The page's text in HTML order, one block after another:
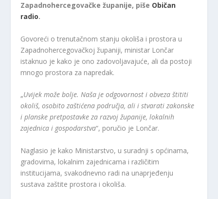
Zapadnohercegovačke županije, piše Običan
radio.
Govoreći o trenutačnom stanju okoliša i prostora u
Zapadnohercegovačkoj županiji, ministar Lončar
istaknuo je kako je ono zadovoljavajuće, ali da postoji
mnogo prostora za napredak.
„Uvijek može bolje. Naša je odgovornost i obveza štititi
okoliš, osobito zaštićena područja, ali i stvarati zakonske
i planske pretpostavke za razvoj županije, lokalnih
zajednica i gospodarstva“, poručio je Lončar.
Naglasio je kako Ministarstvo, u suradnji s općinama,
gradovima, lokalnim zajednicama i različitim
institucijama, svakodnevno radi na unaprjeđenju
sustava zaštite prostora i okoliša.